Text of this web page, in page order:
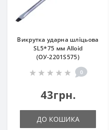
Викрутка ударна шліцьова
SL5*75 мм Alloid
(ОУ-2201S575)
0
43грн.
ДО КОШИКА